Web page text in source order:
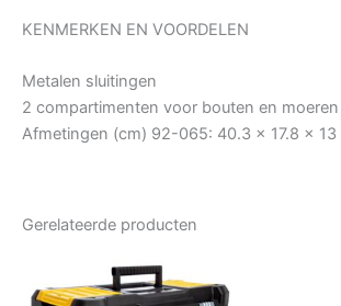
KENMERKEN EN VOORDELEN
Metalen sluitingen
2 compartimenten voor bouten en
Afmetingen (cm) 92-065: 40.3 x 17.8 x 13
Gerelateerde producten